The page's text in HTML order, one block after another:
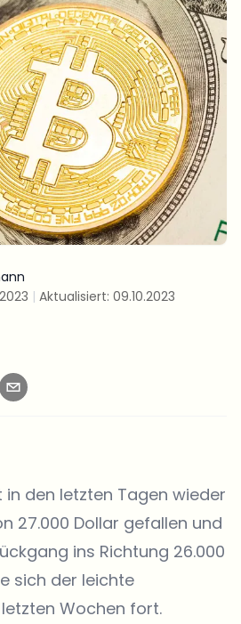
| Aktualisiert: 09.10.2023
in den letzten Tagen wieder
27.000 Dollar gefallen und
ins Richtung 26.000
sich der leichte
Wochen fort.